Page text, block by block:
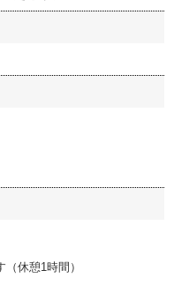
休憩1時間）